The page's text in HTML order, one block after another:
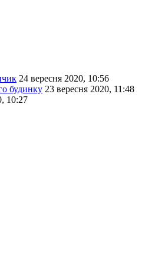
24 вересня 2020, 10:56
будинку 23 вересня 2020, 11:48
10:27